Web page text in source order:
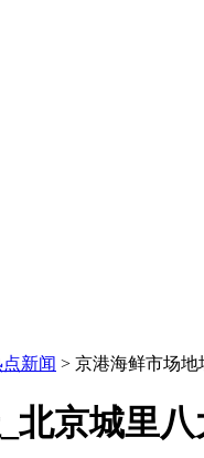
新闻 > 京港海鲜市场
北京城里